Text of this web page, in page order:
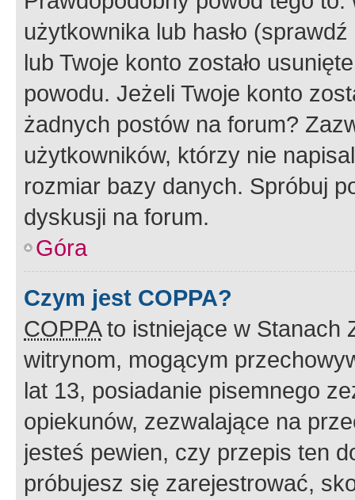
użytkownika lub hasło
lub Twoje konto zostało
powodu. Jeżeli Twoje konto
żadnych postów na forum?
użytkowników, którzy nie
rozmiar bazy danych. Spróbuj
dyskusji na forum.
Góra
Czym jest COPPA?
COPPAto istniejące w Stanach
witrynom, mogącym
lat 13, posiadanie pisemnego
opiekunów, zezwalające na
jesteś pewien, czy przepis ten
próbujesz się zarejestrować,